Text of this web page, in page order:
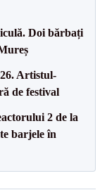
Doi bărbați
Artistul-
de festival
2 de la
barjele în